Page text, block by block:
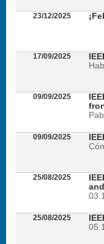
23/12/2025
17/09/2025
09/09/2025
09/09/2025
25/08/2025
25/08/2025